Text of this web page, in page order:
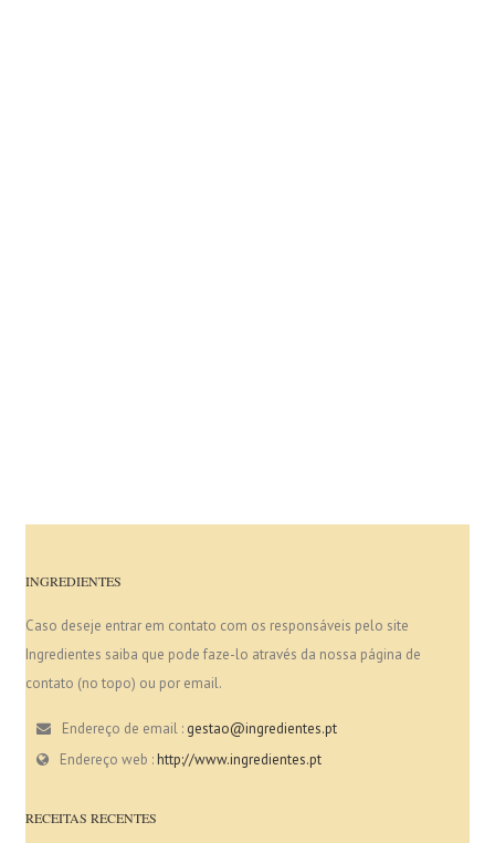
INGREDIENTES
Caso deseje entrar em contato com os responsáveis pelo site
Ingredientes saiba que pode faze-lo através da nossa página de
contato (no topo) ou por email.
Endereço de email : gestao@ingredientes.pt
Endereço web :http://www.ingredientes.pt
RECEITAS RECENTES